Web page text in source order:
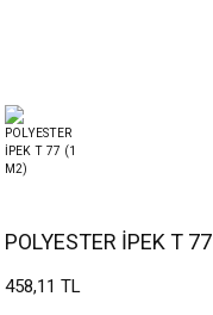
POLYESTER İPEK T
458,11 TL